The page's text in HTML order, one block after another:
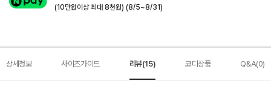
(10만원이상 최대 8천원) (8/5~8/31)
상세정보 사이즈가이드 리뷰(15) 코디상품 Q&A(0)